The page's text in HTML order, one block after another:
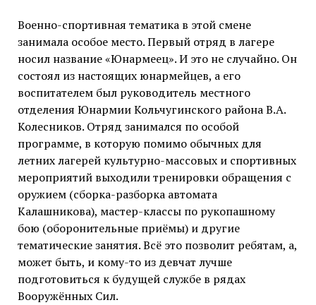
Военно-спортивная тематика в этой смене
занимала особое место. Первый отряд в лагере
носил название «Юнармеец». И это не случайно. Он
состоял из настоящих юнармейцев, а его
воспитателем был руководитель местного
отделения Юнармии Кольчугинского района В.А.
Колесников. Отряд занимался по особой
программе, в которую помимо обычных для
летних лагерей культурно-массовых и спортивных
мероприятий выходили тренировки обращения с
оружием (сборка-разборка автомата
Калашникова), мастер-классы по рукопашному
бою (оборонительные приёмы) и другие
тематические занятия. Всё это позволит ребятам, а,
может быть, и кому-то из девчат лучше
подготовиться к будущей службе в рядах
Вооружённых Сил.